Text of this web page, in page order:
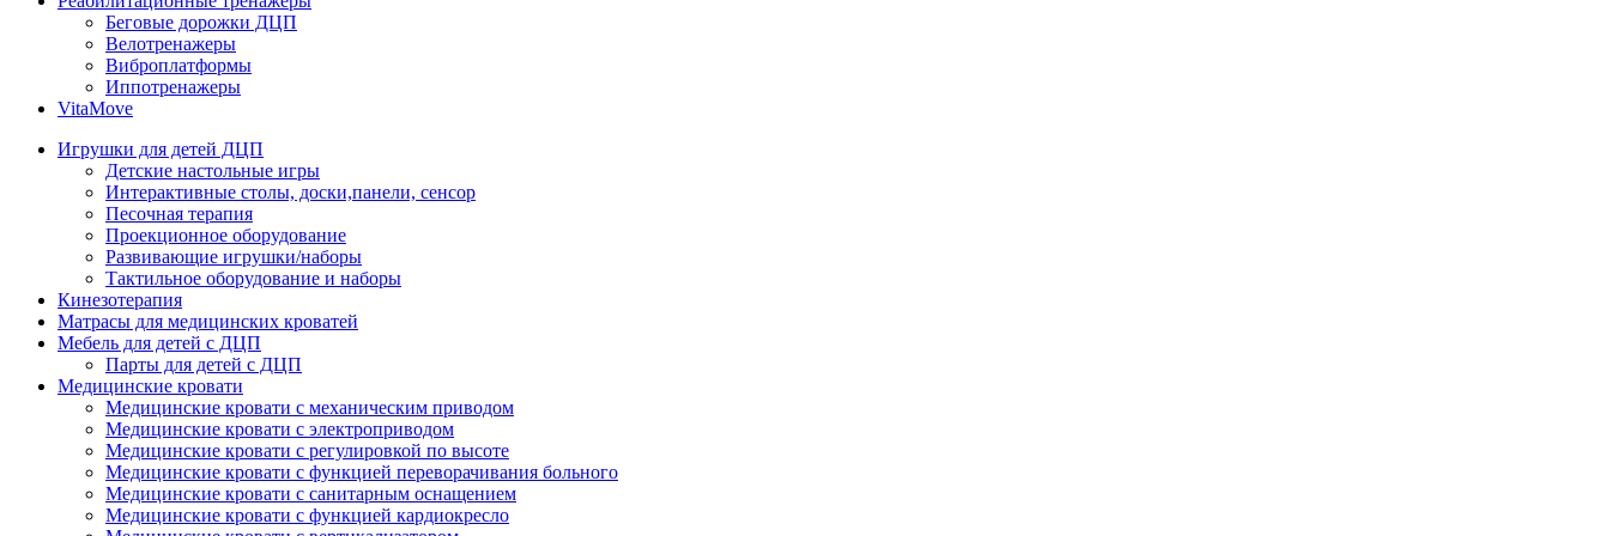
Беговые дорожки ДЦП
Велотренажеры
Виброплатформы
Иппотренажеры
VitaMove
Игрушки для детей ДЦП
Детские настольные игры
Интерактивные столы, доски,панели, сенсор
Песочная терапия
Проекционное оборудование
Развивающие игрушки/наборы
Тактильное оборудование и наборы
Кинезотерапия
Матрасы для медицинских кроватей
Мебель для детей с ДЦП
Парты для детей с ДЦП
Медицинские кровати
Медицинские кровати с механическим приводом
Медицинские кровати с электроприводом
Медицинские кровати с регулировкой по высоте
Медицинские кровати с функцией переворачивания больного
Медицинские кровати с санитарным оснащением
Медицинские кровати с функцией кардиокресло